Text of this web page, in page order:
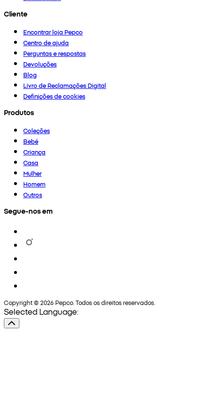
Cliente
Encontrar loja Pepco
Centro de ajuda
Perguntas e respostas
Devoluções
Blog
Livro de Reclamações Digital
Definições de cookies
Produtos
Coleções
Bebé
Criança
Casa
Mulher
Homem
Outros
Segue-nos em
Copyright © 2026 Pepco. Todos os direitos reservados.
Selected Language: